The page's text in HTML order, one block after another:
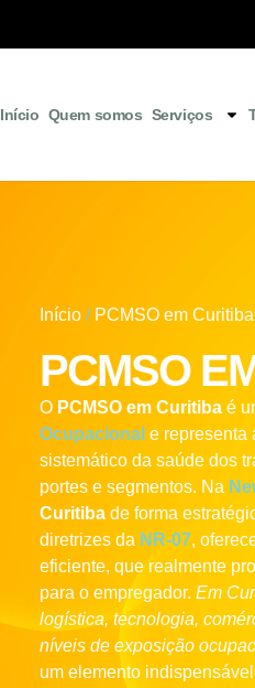
Início Quem somos Serviços
Início / PCMSO em Curitiba
PCMSO
O PCMSO em Curitiba é
Ocupacional e representa
sistemático da saúde dos
portes e segmentos. Na
Curitiba de forma
diretrizes da NR-07,
eficiente, que realmente
para o empregador. Em
logística, tecnologia,
níveis de exposição
um elemento